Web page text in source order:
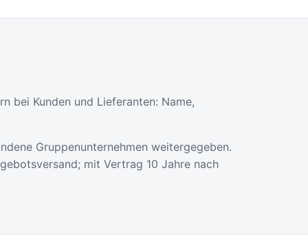
bei Kunden und Lieferanten: Name,
Gruppenunternehmen weitergegeben.
mit Vertrag 10 Jahre nach